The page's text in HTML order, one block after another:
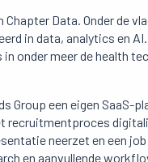
Data. Onder de
in data, analytics en AI.
onder meer de health
Group een eigen SaaS-
recruitmentproces
neerzet en een
en aanvullende